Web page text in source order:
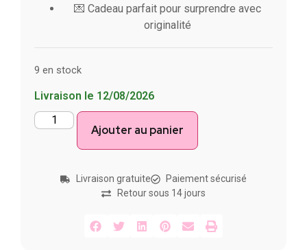
💌 Cadeau parfait pour surprendre avec
originalité
9 en stock
Livraison le 12/08/2026
Ajouter au panier
Livraison gratuite
Paiement sécurisé
Retour sous 14 jours